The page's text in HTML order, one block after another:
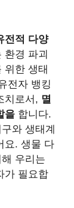
전적 다양
환경 파괴
위한 생태
전자 뱅킹
치로서, 멸
을 합니다.
와 생태계
요. 생물 다
우리는
가 필요합